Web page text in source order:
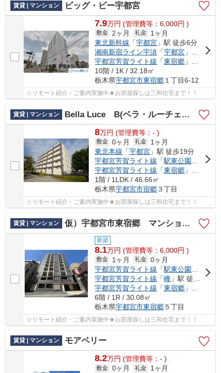
賃貸 | マンション ビッグ・ビー宇都宮
7.9万円 (管理費等：6,000円 )
敷金 2ヶ月 礼金
1ヶ月
東北新幹線 「宇都宮 」駅 徒歩6分
湘南新宿ライン宇須 「宇都宮 」駅 徒歩6分
宇都宮芳賀ライト線 「東宿郷 」駅 徒歩4分
10階 / 1K / 32.18㎡
栃木県宇都宮市東宿郷 １丁目6-12
☆リモート紹介・ご案内実施中★お部屋探しは三和住宅まで！！
賃貸 | マンション Bella Luce B(ベラ・ルーチェ B)
8万円 (管理費等：- )
敷金 0ヶ月 礼金
1ヶ月
東北本線 「宇都宮 」駅 徒歩19分
宇都宮芳賀ライト線 「駅東公園前
」駅
宇都宮芳賀ライト線 「東宿郷 」駅 徒歩11分
1階 / 1LDK / 46.66㎡
栃木県宇都宮市宿郷３丁目
☆リモート紹介・ご案内実施中★お部屋探しは三和住宅まで！！
賃貸 | マンション 仮）宇都宮市東宿郷 マンション新築工事
新築
8.1万円 (管理費等：6,000円 )
敷金 1ヶ月 礼金 0ヶ月
宇都宮芳賀ライト線 「駅東公園前
」駅
宇都宮芳賀ライト線 「峰 」駅 徒歩7分
宇都宮芳賀ライト線 「東宿郷 」駅 徒歩8分
6階 / 1R / 30.08㎡
栃木県宇都宮市東宿郷５丁目
☆リモート紹介・ご案内実施中★お部屋探しは三和住宅まで！！
賃貸 | マンション モアベリー
8.2万円 (管理費等：- )
敷金 0ヶ月 礼金
1ヶ月